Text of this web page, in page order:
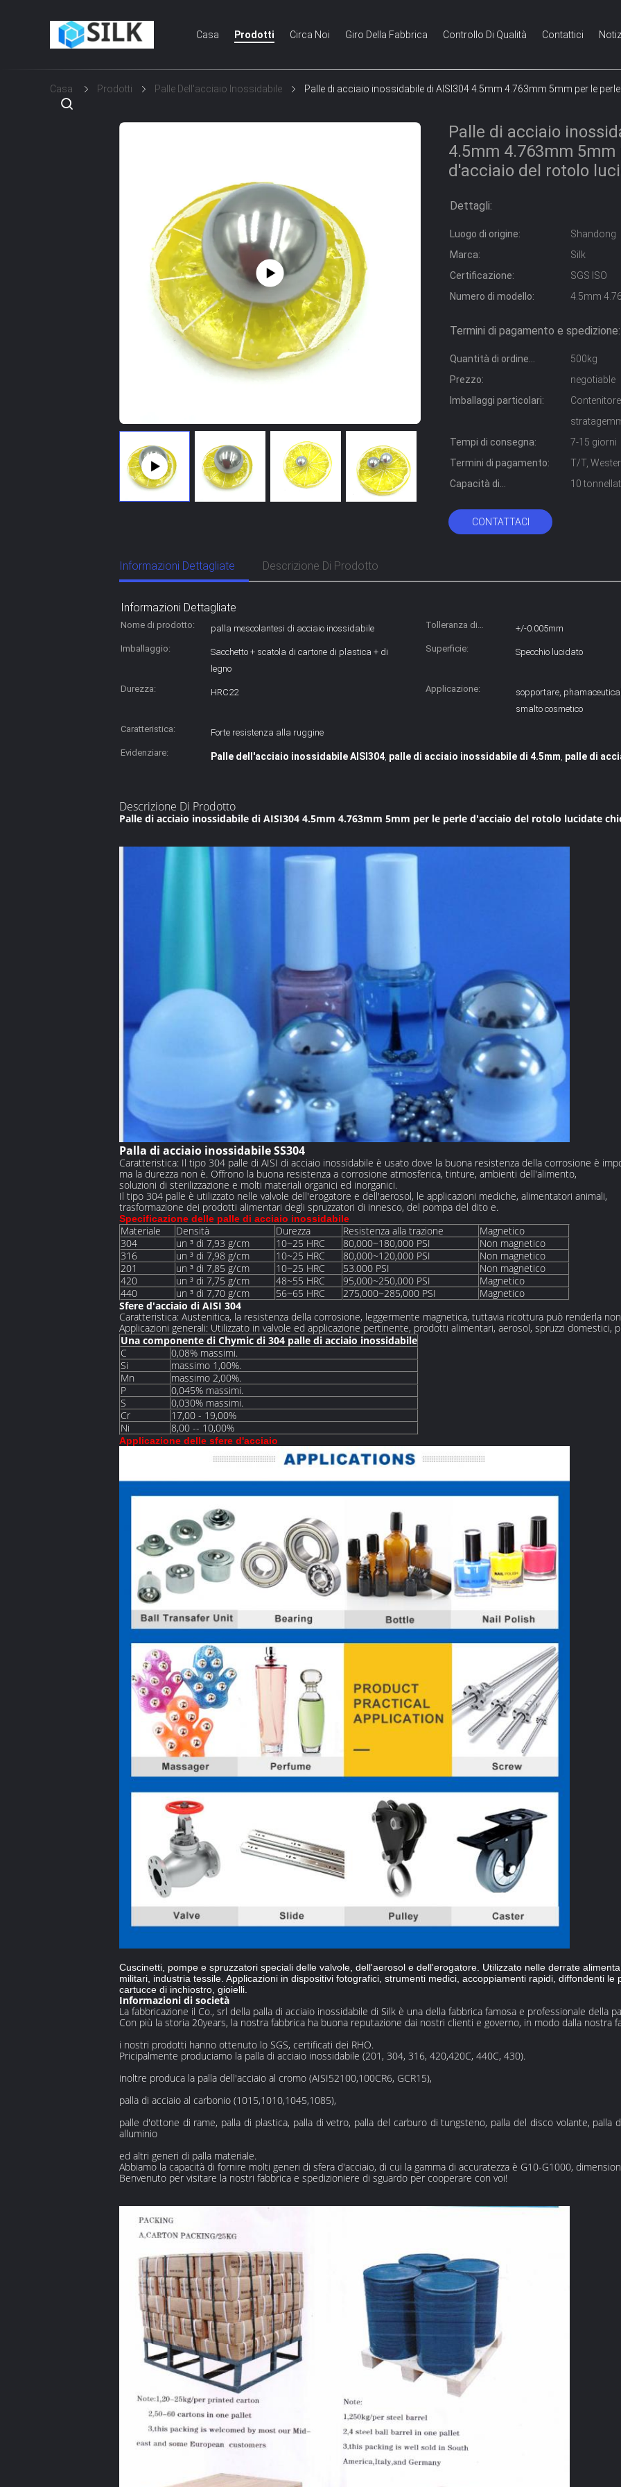
Casa Prodotti Circa Noi Giro Della Fabbrica Controllo Di Qualità Contattici
Casa Prodotti Palle Dell'acciaio Inossidabile Palle di acciaio inossidabile di AISI304 4.5mm 4.763mm 5mm per le
Palle di acciaio
4.5mm 4.763mm 5mm
d'acciaio del rotolo
Dettagli:
Luogo di origine:
Shandong
Marca:
Silk
Certificazione:
SGS ISO
Numero di modello:
4.5mm
Termini di pagamento e spedizione:
Quantità di ordine
minimo:
500kg
Prezzo:
negotiable
Imballaggi particolari:
Tempi di consegna:
7-15 giorni
Termini di pagamento:
T/T,
Capacità di
10
CONTATTACI
Informazioni Dettagliate Descrizione Di Prodotto
Informazioni Dettagliate
Nome di prodotto: palla mescolantesi di acciaio inossidabile
Tolleranza di
+/-0.005mm
Imballaggio:
Sacchetto + scatola di cartone di plastica + di
legno
Superficie: Specchio lucidato
Durezza: HRC22 Applicazione:
sopportare,
smalto cosmetico
Caratteristica:
Forte resistenza alla ruggine
Evidenziare:
Palle dell'acciaio inossidabile AISI304, palle di acciaio inossidabile di 4.5mm, palle di
Descrizione Di Prodotto
Palle di acciaio inossidabile di AISI304 4.5mm 4.763mm 5mm per le perle d'acciaio del rotolo lucidate
Palla di acciaio inossidabile SS304
Caratteristica: Il tipo 304 palle di AISI di acciaio inossidabile è usato dove la buona resistenza della corrosione è
ma la durezza non è. Offrono la buona resistenza a corrosione atmosferica, tinture, ambienti dell'alimento,
soluzioni di sterilizzazione e molti materiali organici ed inorganici.
Il tipo 304 palle è utilizzato nelle valvole dell'erogatore e dell'aerosol, le applicazioni mediche, alimentatori animali,
trasformazione dei prodotti alimentari degli spruzzatori di innesco, del pompa del dito e.
Specificazione delle palle di acciaio inossidabile
Materiale Densità Durezza Resistenza alla trazione
Magnetico
304
un ³ di 7,93 g/cm 10~25 HRC 80,000~180,000 PSI
Non magnetico
316
un ³ di 7,98 g/cm 10~25 HRC 80,000~120,000 PSI
Non magnetico
201
un ³ di 7,85 g/cm 10~25 HRC 53.000 PSI
Non magnetico
420
un ³ di 7,75 g/cm 48~55 HRC 95,000~250,000 PSI
Magnetico
440
un ³ di 7,70 g/cm 56~65 HRC 275,000~285,000 PSI
Magnetico
Sfere d'acciaio di AISI 304
Caratteristica: Austenitica, la resistenza della corrosione, leggermente magnetica, tuttavia ricottura può renderla
Applicazioni generali: Utilizzato in valvole ed applicazione pertinente, prodotti alimentari, aerosol, spruzzi domestici,
Una componente di Chymic di 304 palle di acciaio inossidabile
C
0,08% massimi.
Si
massimo 1,00%.
Mn
massimo 2,00%.
P
0,045% massimi.
S
0,030% massimi.
Cr
17,00 - 19,00%
Ni
8,00 -- 10,00%
Applicazione delle sfere d'acciaio
Cuscinetti, pompe e spruzzatori speciali delle valvole, dell'aerosol e dell'erogatore. Utilizzato nelle derrate
militari, industria tessile. Applicazioni in dispositivi fotografici, strumenti medici, accoppiamenti rapidi, diffondenti le
cartucce di inchiostro, gioielli.
Informazioni di società
La fabbricazione il Co., srl della palla di acciaio inossidabile di Silk è una della fabbrica famosa e professionale della
Con più la storia 20years, la nostra fabbrica ha buona reputazione dai nostri clienti e governo, in modo dalla nostra
i nostri prodotti hanno ottenuto lo SGS, certificati dei RHO.
Pricipalmente produciamo la palla di acciaio inossidabile (201, 304, 316, 420,420C, 440C, 430).
inoltre produca la palla dell'acciaio al cromo (AISI52100,100CR6, GCR15),
palla di acciaio al carbonio (1015,1010,1045,1085),
palle d'ottone di rame, palla di plastica, palla di vetro, palla del carburo di tungsteno, palla del disco volante, palla
alluminio
ed altri generi di palla materiale.
Abbiamo la capacità di fornire molti generi di sfera d'acciaio, di cui la gamma di accuratezza è G10-G1000,
Benvenuto per visitare la nostri fabbrica e spedizioniere di sguardo per cooperare con voi!